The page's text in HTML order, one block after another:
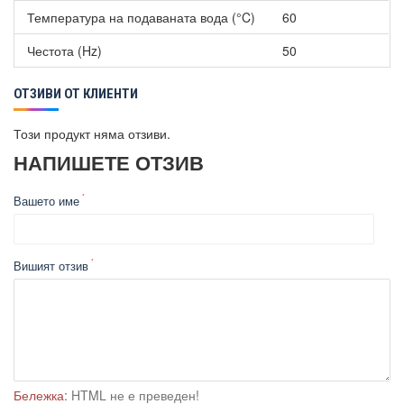
Добавяне на почистващ препарат с, Plug 'n' Clean
система
Телескопична дръжка
Мотор с водно охлаждане
Адаптер куплунг за градински маркуч A3/4"
Температура на подаваната вода (°C)
60
Честота (Hz)
50
ОТЗИВИ ОТ КЛИЕНТИ
Този продукт няма отзиви.
НАПИШЕТЕ ОТЗИВ
Вашето име
Вишият отзив
Бележка: HTML не е преведен!